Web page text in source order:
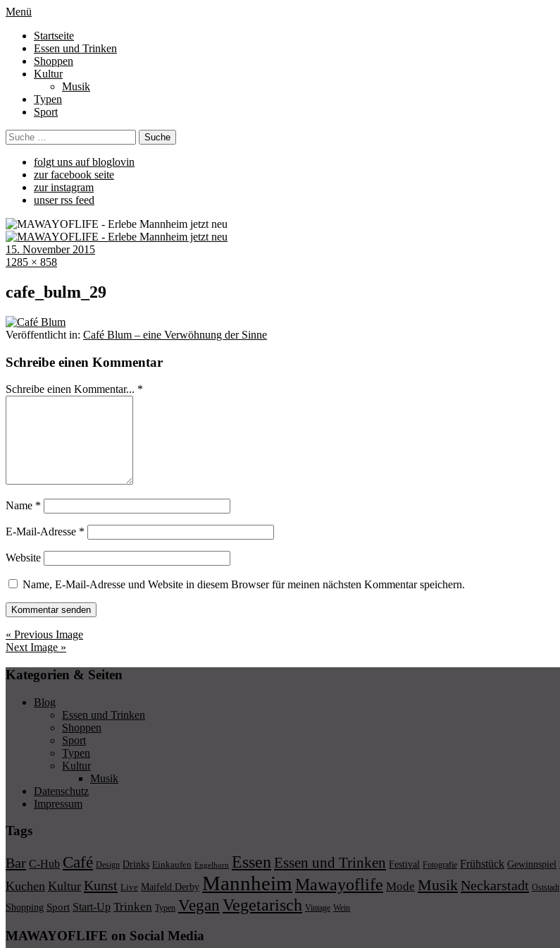
Menü
Startseite
Essen und Trinken
Shoppen
Kultur
Musik
Typen
Sport
folgt uns auf bloglovin
zur facebook seite
zur instagram
unser rss feed
15. November 2015
1285 × 858
cafe_bulm_29
Veröffentlicht in: Café Blum – eine Verwöhnung der Sinne
Schreibe einen Kommentar
Schreibe einen Kommentar... *
Name *
E-Mail-Adresse *
Website
Name, E-Mail-Adresse und Website in diesem Browser für meinen nächsten Kommentar speichern.
« Previous Image
Next Image »
Kategorien & Seiten
Blog
Essen und Trinken
Shoppen
Sport
Typen
Kultur
Musik
Datenschutz
Impressum
Tags
Bar C-Hub Café Design Drinks Einkaufen Engelhorn Essen Essen und Trinken Festival Fotografie Frühstück Gewinnspiel
Kuchen Kultur Kunst Live Maifeld Derby Mannheim Mawayoflife Mode Musik Neckarstadt Oststadt
Shopping Sport Start-Up Trinken Typen Vegan Vegetarisch Vintage Wein
MAWAYOFLIFE on Social Media